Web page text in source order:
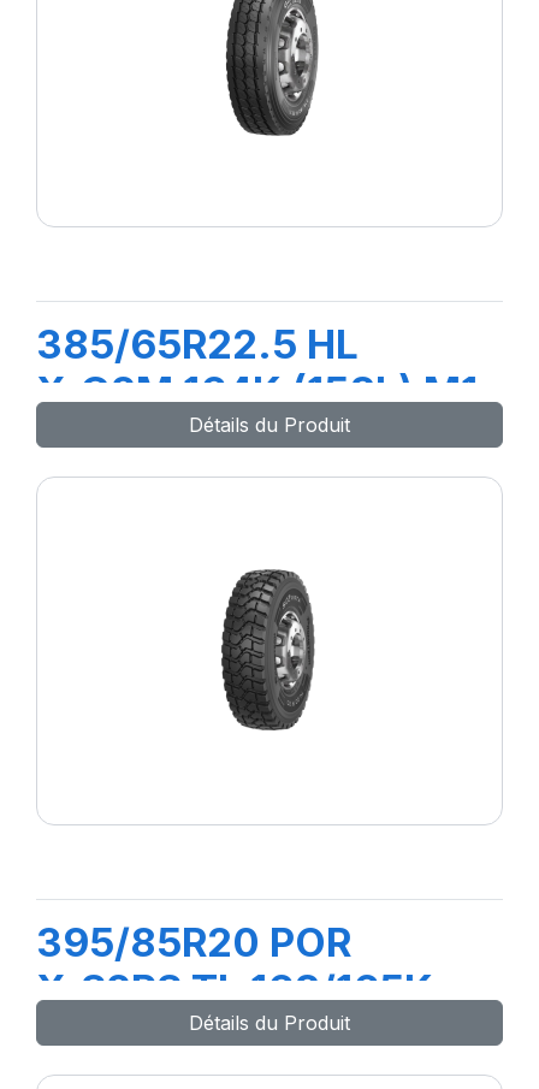
385/65R22.5 HL
X.G2M 164K (158L) M1
(M+S)
Détails du Produit
395/85R20 POR
X.S2PS TL 168/165K
M+S
Détails du Produit